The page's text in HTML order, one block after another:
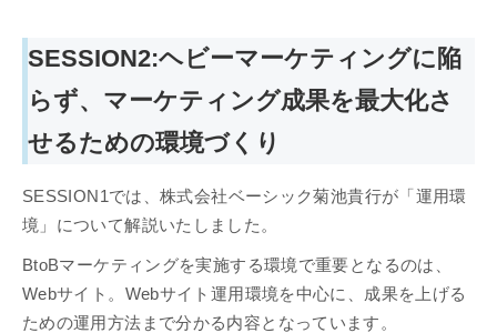
SESSION2:ヘビーマーケティングに陥
らず、マーケティング成果を最大化さ
せるための環境づくり
SESSION1では、株式会社ベーシック菊池貴行が「運用環
境」について解説いたしました。
BtoBマーケティングを実施する環境で重要となるのは、
Webサイト。Webサイト運用環境を中心に、成果を上げる
ための運用方法まで分かる内容となっています。